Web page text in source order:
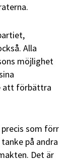
Alla
möjlighet
att förbättra
som förr
på andra
Det är